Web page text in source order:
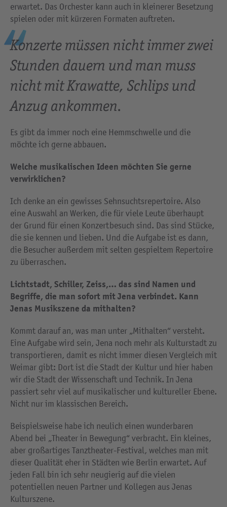
erwartet. Das Orchester kann auch in kleinerer Besetzung
spielen oder mit kürzeren Formaten auftreten.
Konzerte müssen nicht immer zwei
Stunden dauern und man muss
nicht mit Krawatte, Schlips und
Anzug ankommen.
Es gibt da immer noch eine Hemmschwelle und die
möchte ich gerne abbauen.
Welche musikalischen Ideen möchten Sie gerne
verwirklichen?
Ich denke an ein gewisses Sehnsuchtsrepertoire. Also
eine Auswahl an Werken, die für viele Leute überhaupt
der Grund für einen Konzertbesuch sind. Das sind Stücke,
die sie kennen und lieben. Und die Aufgabe ist es dann,
die Besucher außerdem mit selten gespieltem Repertoire
zu überraschen.
Lichtstadt, Schiller, Zeiss,… das sind Namen und
Begriffe, die man sofort mit Jena verbindet. Kann
Jenas Musikszene da mithalten?
Kommt darauf an, was man unter „Mithalten“ versteht.
Eine Aufgabe wird sein, Jena noch mehr als Kulturstadt zu
transportieren, damit es nicht immer diesen Vergleich mit
Weimar gibt: Dort ist die Stadt der Kultur und hier haben
wir die Stadt der Wissenschaft und Technik. In Jena
passiert sehr viel auf musikalischer und kultureller Ebene.
Nicht nur im klassischen Bereich.
Beispielsweise habe ich neulich einen wunderbaren
Abend bei „Theater in Bewegung“ verbracht. Ein kleines,
aber großartiges Tanztheater-Festival, welches man mit
dieser Qualität eher in Städten wie Berlin erwartet. Auf
jeden Fall bin ich sehr neugierig auf die vielen
potentiellen neuen Partner und Kollegen aus Jenas
Kulturszene.